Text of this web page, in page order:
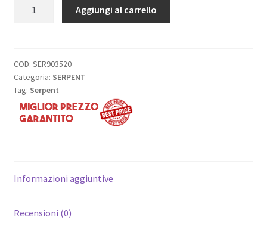
ET:
S-
977
quantità
Aggiungi al carrello
COD: SER903520
Categoria: SERPENT
Tag: Serpent
Informazioni aggiuntive
Recensioni (0)